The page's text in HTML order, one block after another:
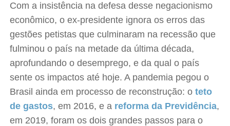
Com a insistência na defesa desse negacionismo
econômico, o ex-presidente ignora os erros das
gestões petistas que culminaram na recessão que
fulminou o país na metade da última década,
aprofundando o desemprego, e da qual o país
sente os impactos até hoje. A pandemia pegou o
Brasil ainda em processo de reconstrução: o teto
de gastos, em 2016, e a reforma da Previdência,
em 2019, foram os dois grandes passos para o